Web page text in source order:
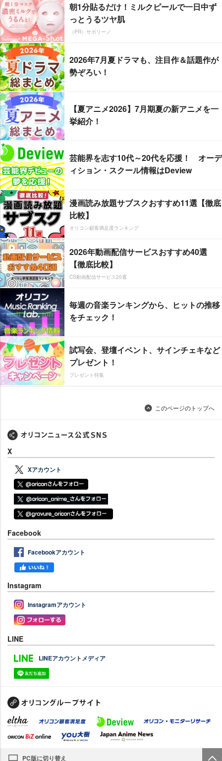
朝1分貼るだけ！ミルクピールで一日中ず
っとうるツヤ肌
（PR）サボリーノ
2026年7月夏ドラマも、注目作＆話題作が
勢ぞろい！
【夏アニメ2026】7月期夏の新アニメを一
挙紹介！
芸能界を志す10代～20代を応援！ オーデ
ィション・スクール情報はDeview
漫画読み放題サブスクおすすめ11選【徹底
比較】
オリコン顧客満足度ランキング
2026年動画配信サービスおすすめ40選
【徹底比較】
CS動画配信サービス20選
毎週の音楽ランキングから、ヒットの推移
をチェック！
試写会、登壇イベント、サインチェキなど
プレゼント！
プレゼント特集
このページのトップへ
X
Xアカウント
Facebook
Facebookアカウント
Instagram
Instagramアカウント
LINE
LINEアカウントメディア
PC版に切り替え